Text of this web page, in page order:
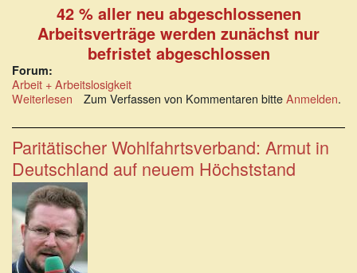
42 % aller neu abgeschlossenen
Arbeitsverträge werden zunächst nur
befristet abgeschlossen
Forum:
Arbeit + Arbeitslosigkeit
Weiterlesen über
Studie:
3,2
Millionen
Menschen
haben
nur
ein
befristetes
Arbeitsverhältnis
Zum Verfassen von Kommentaren bitteAnmelden.
Paritätischer Wohlfahrtsverband: Armut in
Deutschland auf neuem Höchststand